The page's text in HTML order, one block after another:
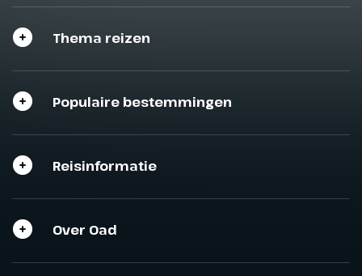
Sluit het programma
Thema reizen
Populaire bestemmingen
Reisinformatie
Over Oad